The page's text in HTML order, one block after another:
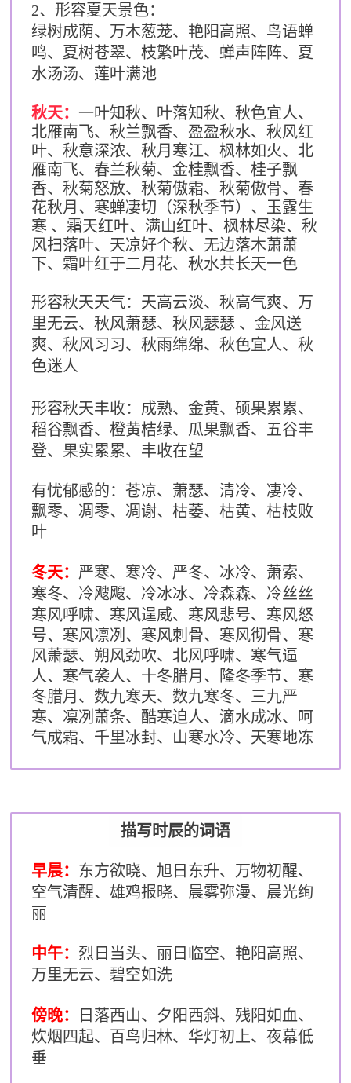
2、形容夏天景色：
绿树成荫、万木葱茏、艳阳高照、鸟语蝉
鸣、夏树苍翠、枝繁叶茂、蝉声阵阵、夏
水汤汤、莲叶满池
秋天： 一叶知秋、叶落知秋、秋色宜人、
北雁南飞、秋兰飘香、盈盈秋水、秋风红
叶、秋意深浓、秋月寒江、枫林如火、北
雁南飞、春兰秋菊、金桂飘香、桂子飘
香、秋菊怒放、秋菊傲霜、秋菊傲骨、春
花秋月、寒蝉凄切（深秋季节）、玉露生
寒 、霜天红叶、满山红叶、枫林尽染、秋
风扫落叶、天凉好个秋、无边落木萧萧
下、霜叶红于二月花、秋水共长天一色
形容秋天天气： 天高云淡、秋高气爽、万
里无云、秋风萧瑟、秋风瑟瑟 、金风送
爽、秋风习习、秋雨绵绵、秋色宜人、秋
色迷人
形容秋天丰收：成熟、金黄、硕果累累、
稻谷飘香、橙黄桔绿、瓜果飘香、五谷丰
登、果实累累、丰收在望
有忧郁感的：苍凉、萧瑟、清冷、凄冷、
飘零、凋零、凋谢、枯萎、枯黄、枯枝败
叶
冬天： 严寒、寒冷、严冬、冰冷、萧索、
寒冬、冷飕飕、冷冰冰、冷森森、冷丝丝
寒风呼啸、寒风逞威、寒风悲号、寒风怒
号、寒风凛冽、寒风刺骨、寒风彻骨、寒
风萧瑟、朔风劲吹、 北风呼啸、寒气逼
人、寒气袭人、十冬腊月、隆冬季节、寒
冬腊月、数九寒天、数九寒冬、三九严
寒、凛冽萧条、酷寒迫人、滴水成冰、呵
气成霜、千里冰封、山寒水冷、天寒地冻
描写时辰的词语
早晨： 东方欲晓、旭日东升、万物初醒、
空气清醒、雄鸡报晓、晨雾弥漫、晨光绚
丽
中午： 烈日当头、丽日临空、艳阳高照、
万里无云、碧空如洗
傍晚：
日落西山、夕阳西斜、残阳如血、
炊烟四起、百鸟归林、华灯初上、夜幕低
垂